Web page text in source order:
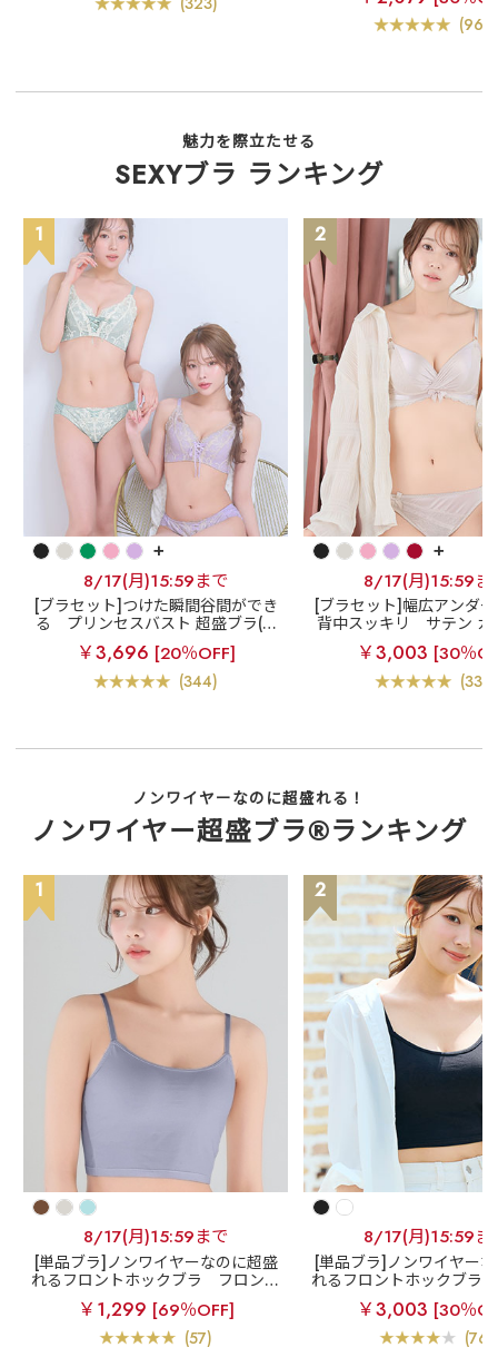
(969)
魅力を際立たせる
SEXYブラ ランキング
1
+
8/17(月)15:59まで
[ブラセット]つけた瞬間谷間ができ
る
プリンセスバスト 超盛ブラ(R)
ブラジャー&ショーツ
￥3,696 [20％OFF]
(344)
2
+
8/17(月)15:59ま
[ブラセット]幅広アンダ
背中スッキリ
サテン カ
ルレース脇高ブラ(R) ブ
ショーツ
￥3,003 [30％
(334)
ノンワイヤーなのに超盛れる！
ノンワイヤー超盛ブラ®ランキング
1
8/17(月)15:59まで
[単品ブラ]ノンワイヤーなのに超盛
れるフロントホックブラ
フロント
ホック ブラトップ ノンワイヤー 超
盛ブラ(R) 単品ブラジャー
￥1,299 [69％OFF]
(57)
2
8/17(月)15:59ま
[単品ブラ]ノンワイヤー
れるフロントホックブラ
ホック ブラトップ ノン
盛ブラ(R) 単品ブラ
￥3,003 [30％
(76)